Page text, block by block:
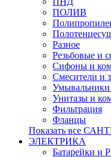
ПОЛИВ
Разное
Резьбовые и
Сифоны и
Смесители и
Унитазы и
Фильтрация
Фланцы
Показать все
ЭЛЕКТРИКА
Батарейки и